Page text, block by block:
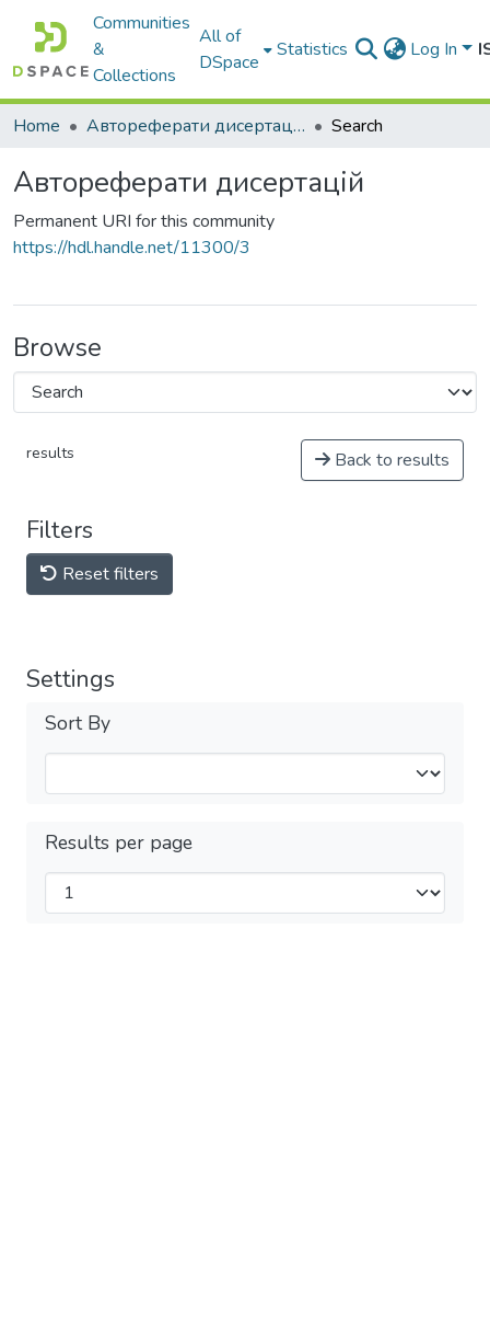
Communities
&
Collections
All of
DSpace
Statistics Log In
Home Автореферати дисертацій Search
Автореферати дисертацій
Permanent URI for this community
https://hdl.handle.net/11300/3
Browse
results Back to results
Filters
Reset filters
Settings
Sort By
Results per page